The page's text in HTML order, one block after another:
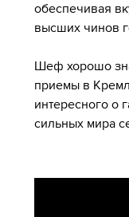
обеспечивая
высших чинов
Шеф хорошо
приемы в
интересного о
сильных мира